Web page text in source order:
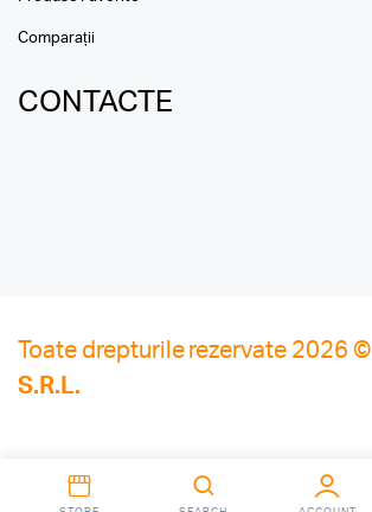
Comparații
CONTACTE
Toate drepturile rezervate 2026 ©
S.R.L.